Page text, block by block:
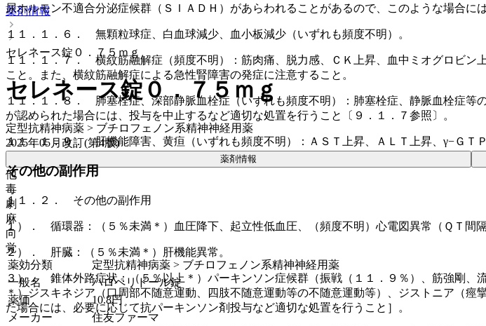
尿ホルモン不適合分泌症候群（ＳＩＡＤＨ）があらわれることがあるので、このような場合に
１１．１．６． 無顆粒球症、白血球減少、血小板減少（いずれも頻度不明）。
１１．１．７． 横紋筋融解症（頻度不明）：筋肉痛、脱力感、ＣＫ上昇、血中ミオグロビ
こと。また、横紋筋融解症による急性腎障害の発症に注意すること。
１１．１．８． 肺塞栓症、深部静脈血栓症（いずれも頻度不明）：肺塞栓症、静脈血栓症
が認められた場合には、投与を中止するなど適切な処置を行うこと〔９．１．７参照〕。
１１．１．９． 肝機能障害、黄疸（いずれも頻度不明）：ＡＳＴ上昇、ＡＬＴ上昇、γ−ＧＴ
その他の副作用
１１．２． その他の副作用
１）． 循環器：（５％未満＊）血圧降下、起立性低血圧、（頻度不明）心電図異常（ＱＴ間
２）． 肝臓：（５％未満＊）肝機能異常。
３）． 錐体外路症状：（５％以上＊）パーキンソン症候群（振戦（１１．９％）、筋強剛
＊）ジスキネジア（口周部不随意運動、四肢不随意運動等の不随意運動等）、ジストニア（
た場合には、必要に応じて抗パーキンソン剤投与など適切な処置を行うこと］。
薬剤情報
セレネース錠０．７５ｍｇ
セレネース錠０．７５ｍｇ
定型抗精神病薬 > ブチロフェノン系精神神経用薬
2025年05月改訂(第4版)
薬剤情報
他
毒
劇
麻
向
覚
薬効分類
定型抗精神病薬 > ブチロフェノン系精神神経用薬
一般名
ハロペリドール錠
薬価
10.8円
メーカー
住友ファーマ